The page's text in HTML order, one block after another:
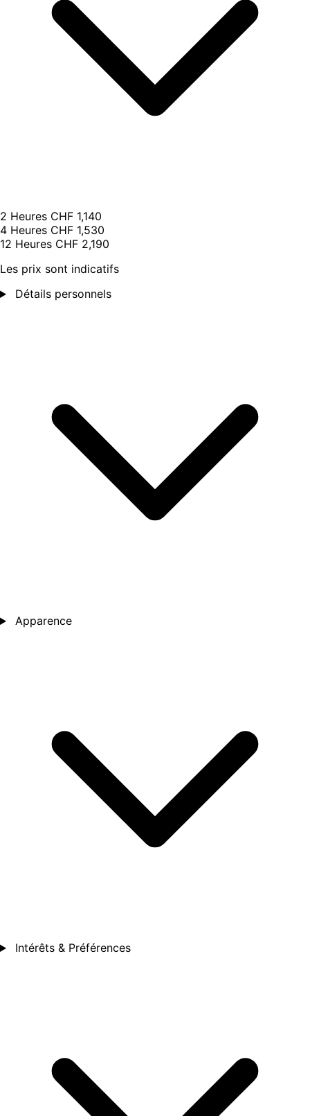
2 Heures CHF 1,140
4 Heures CHF 1,530
12 Heures CHF 2,190
Les prix sont indicatifs
Détails personnels
Apparence
Intérêts & Préférences